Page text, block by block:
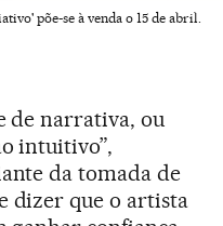
põe-se à venda o 15 de abril.
de narrativa, ou
intuitivo”,
da tomada de
dizer que o artista